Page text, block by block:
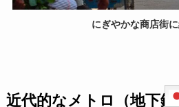
にぎやかな商店街
近代的なメトロ（地下